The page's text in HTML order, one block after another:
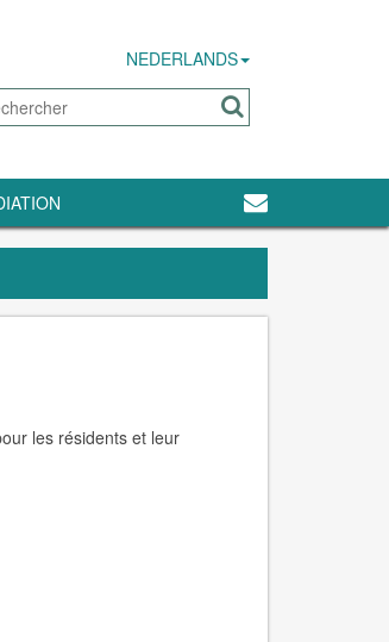
NEDERLANDS
les résidents et leur